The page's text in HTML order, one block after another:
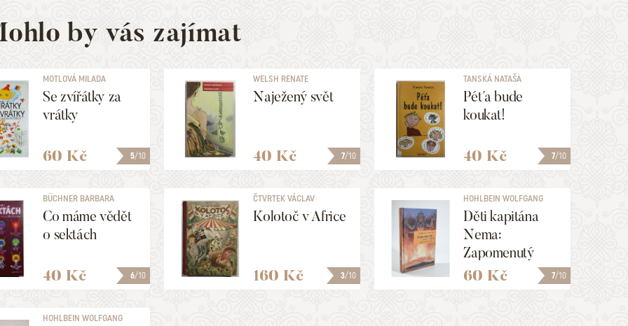
by vás zajímat
5/10
MOTLOVÁ MILADA
Se zvířátky za
vrátky
60 Kč 7/10
WELSH RENATE
Naježený svět
40 Kč 7/10
TANSKÁ NATAŠA
Péťa bude
koukat!
40 Kč
6/10
BÜCHNER BARBARA
Co máme vědět
o sektách
40 Kč 3/10
ČTVRTEK VÁCLAV
Kolotoč v Africe
160 Kč 7/10
HOHLBEIN WOLFGANG
Děti kapitána
Nema:
Zapomenutý
ostrov
60 Kč
HOHLBEIN WOLFGANG